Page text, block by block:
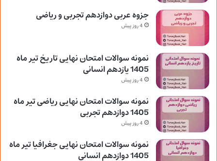
جزوه عربی دوازدهم تجربی و ریاضی
4 روز پیش
نمونه سوالات امتحان نهایی تاریخ تیر ماه
1405 یازدهم انسانی
4 روز پیش
نمونه سوالات امتحان نهایی ریاضی تیر ماه
1405 دوازدهم تجربی
4 روز پیش
نمونه سوالات امتحان نهایی جغرافیا تیر ماه
1405 دوازدهم انسانی